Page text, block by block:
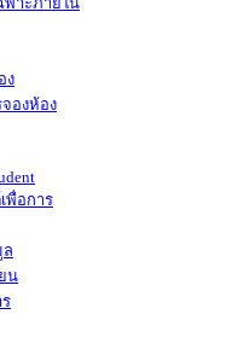
ง
องห้อง
พื่อการ
ล
น